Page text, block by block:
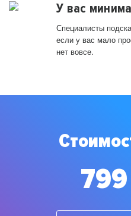
У вас
Специалисты
если у вас мало
нет вовсе.